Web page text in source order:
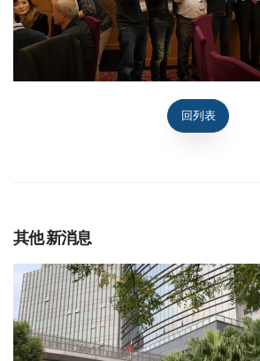
回列表
其他新消息